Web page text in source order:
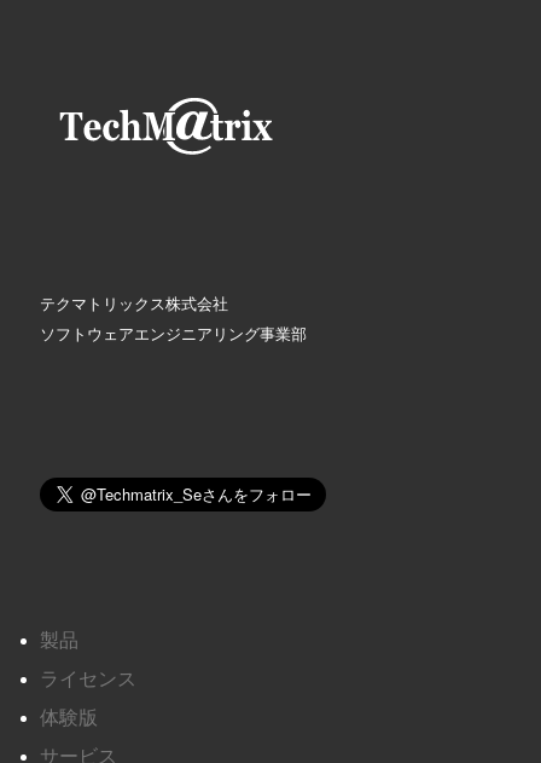
テクマトリックス株式会社
ソフトウェアエンジニアリング事業部
製品
ライセンス
体験版
サービス